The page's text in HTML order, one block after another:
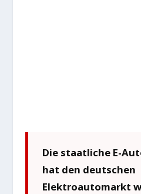
Die staatliche E-
hat den deutschen
Elektroautomarkt